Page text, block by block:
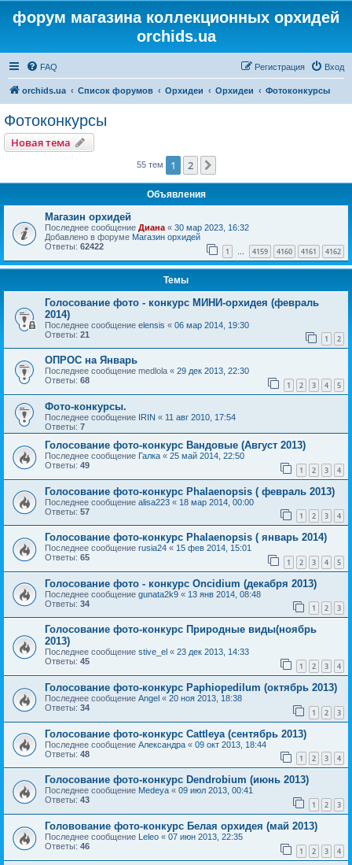
форум магазина коллекционных орхидей
orchids.ua
FAQ Вход
Регистрация
orchids.ua Список форумов Орхидеи Орхидеи Фотоконкурсы
Фотоконкурсы
Новая тема
55 тем 1 2
Объявления
Магазин орхидей
Последнее сообщение Диана « 30 мар 2023, 16:32
Добавлено в форуме Магазин орхидей
Ответы: 62422 1 … 4159 4160 4161 4162
Темы
Голосование фото - конкурс МИНИ-орхидея (февраль
2014)
Последнее сообщение elensis « 06 мар 2014, 19:30
Ответы: 21 1 2
ОПРОС на Январь
Последнее сообщение medlola « 29 дек 2013, 22:30
Ответы: 68 1 2 3 4 5
Фото-конкурсы.
Последнее сообщение IRIN « 11 авг 2010, 17:54
Ответы: 7
Голосование фото-конкурс Вандовые (Август 2013)
Последнее сообщение Галка « 25 май 2014, 22:50
Ответы: 49 1 2 3 4
Голосование фото-конкурс Phalaenopsis ( февраль 2013)
Последнее сообщение alisa223 « 18 мар 2014, 00:00
Ответы: 57 1 2 3 4
Голосование фото-конкурс Phalaenopsis ( январь 2014)
Последнее сообщение rusia24 « 15 фев 2014, 15:01
Ответы: 65 1 2 3 4 5
Голосование фото - конкурс Oncidium (декабря 2013)
Последнее сообщение gunata2k9 « 13 янв 2014, 08:48
Ответы: 34 1 2 3
Голосование фото-конкурс Природные виды(ноябрь
2013)
Последнее сообщение stive_el « 23 дек 2013, 14:33
Ответы: 45 1 2 3 4
Голосование фото-конкурс Paphiopedilum (октябрь 2013)
Последнее сообщение Angel « 20 ноя 2013, 18:38
Ответы: 34 1 2 3
Голосование фото-конкурс Cattleya (сентябрь 2013)
Последнее сообщение Александра « 09 окт 2013, 18:44
Ответы: 48 1 2 3 4
Голосование фото-конкурс Dendrobium (июнь 2013)
Последнее сообщение Medeya « 09 июл 2013, 00:41
Ответы: 43 1 2 3
Головование фото-конкурс Белая орхидея (май 2013)
Последнее сообщение Leleo « 07 июн 2013, 22:35
Ответы: 46 1 2 3 4